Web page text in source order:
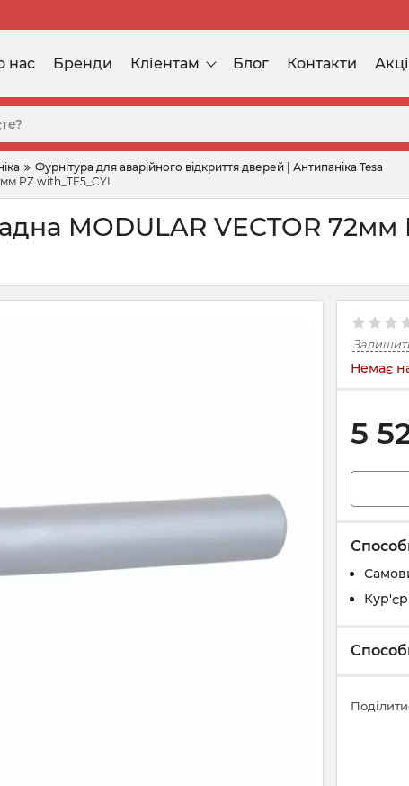
нас Бренди Кліентам Блог Контакти
Фурнітура для аварійного відкриття дверей | Антипаніка Tesa
PZ with_TE5_CYL
MODULAR VECTOR
Немає
5